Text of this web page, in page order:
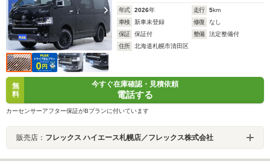
年式 2026年 走行 5km
車検
新車未登録 修復
なし
保証
保証付 整備
法定整備付
住所
北海道札幌市清田区
無
料
今すぐ在庫確認・見積依頼
電話する
カーセンサーアフター保証がBプランに付いています
販売店： フレックス ハイエース札幌店／フレックス株式会社